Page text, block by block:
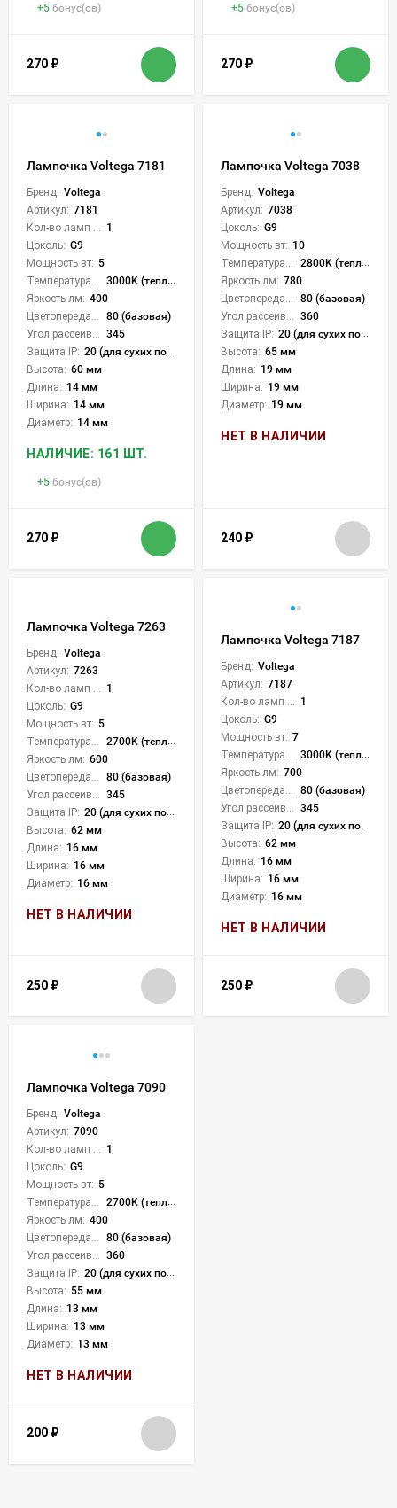
+5 бонус(ов)
270 ₽
+5 бонус(ов)
270 ₽
Лампочка Voltega 7181
Бренд: Voltega
Артикул: 7181
1
Цоколь: G9
Мощность вт: 5
3000K (теплый)
Яркость лм: 400
80 (базовая)
345
Защита IP: 20 (для сухих пом.)
Высота: 60 мм
Длина: 14 мм
Ширина: 14 мм
Диаметр: 14 мм
НАЛИЧИЕ: 161 ШТ.
+5 бонус(ов)
270 ₽
Лампочка Voltega 7038
Бренд: Voltega
Артикул: 7038
Цоколь: G9
Мощность вт: 10
2800K (теплый)
Яркость лм: 780
80 (базовая)
360
Защита IP: 20 (для сухих пом.)
Высота: 65 мм
Длина: 19 мм
Ширина: 19 мм
Диаметр: 19 мм
НЕТ В НАЛИЧИИ
240 ₽
Лампочка Voltega 7263
Бренд: Voltega
Артикул: 7263
1
Цоколь: G9
Мощность вт: 5
2700K (теплый)
Яркость лм: 600
80 (базовая)
345
Защита IP: 20 (для сухих пом.)
Высота: 62 мм
Длина: 16 мм
Ширина: 16 мм
Диаметр: 16 мм
НЕТ В НАЛИЧИИ
250 ₽
Лампочка Voltega 7187
Бренд: Voltega
Артикул: 7187
1
Цоколь: G9
Мощность вт: 7
3000K (теплый)
Яркость лм: 700
80 (базовая)
345
Защита IP: 20 (для сухих пом.)
Высота: 62 мм
Длина: 16 мм
Ширина: 16 мм
Диаметр: 16 мм
НЕТ В НАЛИЧИИ
250 ₽
Лампочка Voltega 7090
Бренд: Voltega
Артикул: 7090
1
Цоколь: G9
Мощность вт: 5
2700K (теплый)
Яркость лм: 400
80 (базовая)
360
Защита IP: 20 (для сухих пом.)
Высота: 55 мм
Длина: 13 мм
Ширина: 13 мм
Диаметр: 13 мм
НЕТ В НАЛИЧИИ
200 ₽